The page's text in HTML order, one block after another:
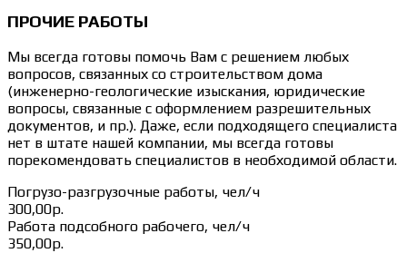
ПРОЧИЕ РАБОТЫ
Мы всегда готовы помочь Вам с решением любых
вопросов, связанных со строительством дома
(инженерно-геологические изыскания, юридические
вопросы, связанные с оформлением разрешительных
документов, и пр.). Даже, если подходящего специалиста
нет в штате нашей компании, мы всегда готовы
порекомендовать специалистов в необходимой области.
Погрузо-разгрузочные работы, чел/ч
300,00р.
Работа подсобного рабочего, чел/ч
350,00р.